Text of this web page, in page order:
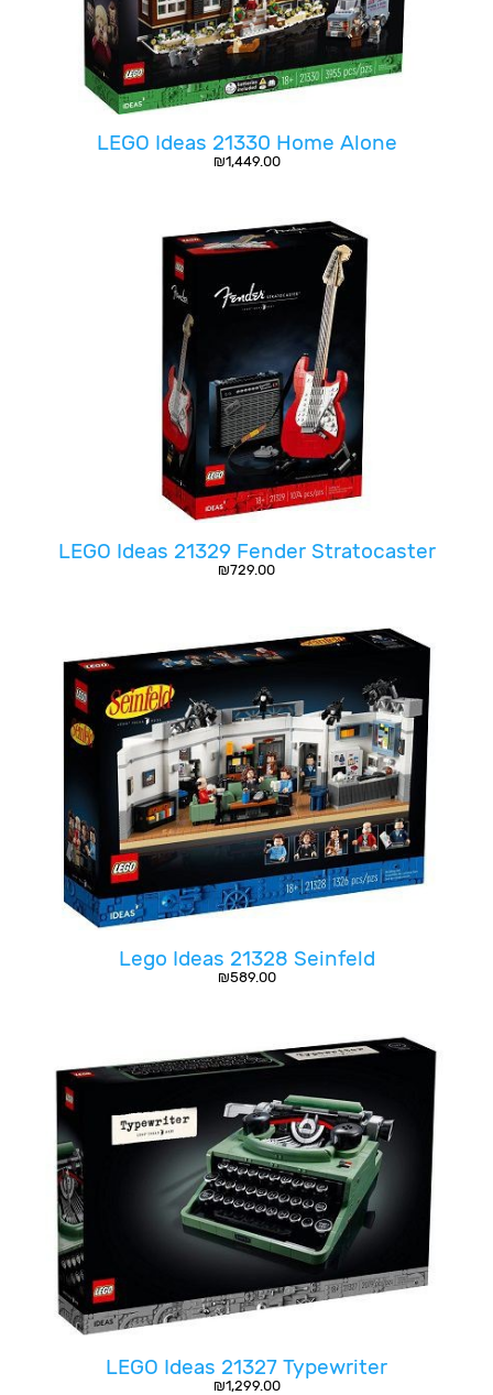
LEGO Ideas 21330 Home Alone
₪1,449.00
LEGO Ideas 21329 Fender Stratocaster
₪729.00
Lego Ideas 21328 Seinfeld
₪589.00
LEGO Ideas 21327 Typewriter
₪1,299.00